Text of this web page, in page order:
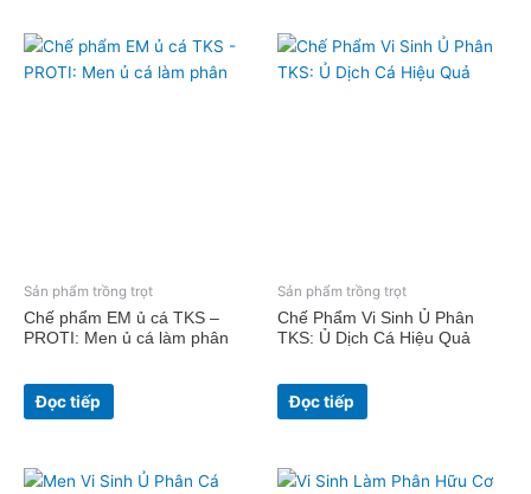
Sản phẩm trồng trọt
Chế phẩm EM ủ cá TKS –
PROTI: Men ủ cá làm phân
Đọc tiếp
Sản phẩm trồng trọt
Chế Phẩm Vi Sinh Ủ Phân
TKS: Ủ Dịch Cá Hiệu Quả
Đọc tiếp